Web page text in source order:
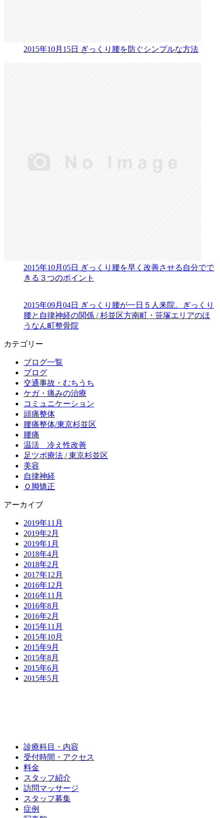
2015年10月15日 ぎっくり腰を防ぐシンプルな方法
2015年10月05日 ぎっくり腰を早く改善させる自分でで
きる３つのポイント
2015年09月04日 ぎっくり腰が一日５人来院。ぎっくり
腰と自律神経の関係 / 杉並区方南町・笹塚エリアのほ
うなん町整骨院
カテゴリー
ブログ一覧
ブログ
交通事故・むちうち
ケガ・痛みの治療
コミュニケーション
頭痛整体
腰痛整体/東京杉並区
腰痛
温活 冷え性改善
足ツボ療法 / 東京杉並区
美容
自律神経
Ｏ脚矯正
アーカイブ
2019年11月
2019年2月
2019年1月
2018年4月
2018年2月
2017年12月
2016年12月
2016年11月
2016年8月
2016年2月
2015年11月
2015年10月
2015年9月
2015年8月
2015年6月
2015年5月
診療科目・内容
受付時間・アクセス
料金
スタッフ紹介
訪問マッサージ
スタッフ募集
症例